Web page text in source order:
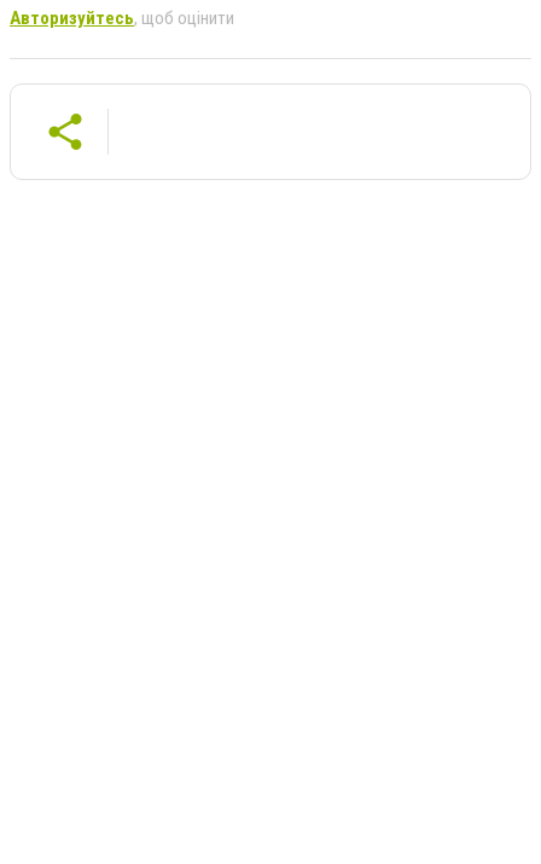
Авторизуйтесь, щоб оцінити